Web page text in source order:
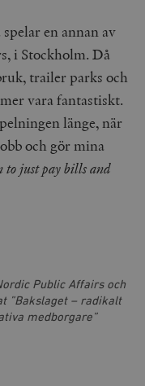
en annan av
i Stockholm. Då
trailer parks och
vara fantastiskt.
länge, när
och gör mina
to just pay bills and
Public Affairs och
”Bakslaget – radikalt
medborgare”
.timbro.se